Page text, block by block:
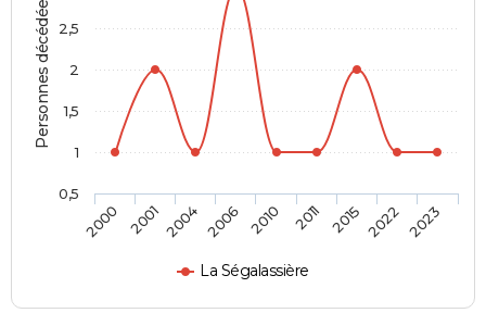
Personnes décédées
La Ségalassière
2000 20012004 2006 2010 2011 2015 2022 2023
0,5
1
1,5
2
2,5